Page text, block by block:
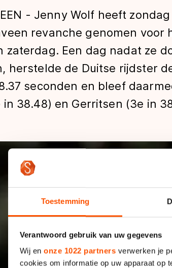
Toestemming
Verantwoord gebruik van uw gegevens
Wij en onze 1022 partners verwerken je
cookies om informatie op uw apparaat op
& historie
op
- Jenny Wolf heeft
revanche genomen voor
zaterdag. Een dag nadat ze
herstelde de Duitse rijdster
seconden en bleef
in 38.48) en Gerritsen (3e in